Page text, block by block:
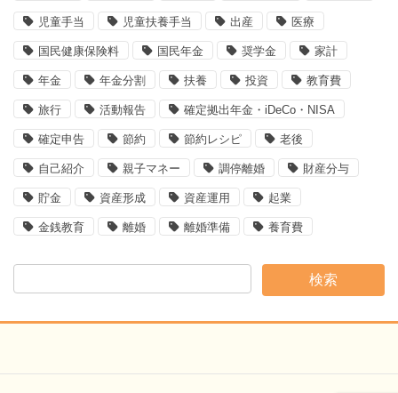
児童手当 児童扶養手当 出産 医療
国民健康保険料 国民年金 奨学金 家計
年金 年金分割 扶養 投資 教育費
旅行 活動報告 確定拠出年金・iDeCo・NISA
確定申告 節約 節約レシピ 老後
自己紹介 親子マネー 調停離婚 財産分与
貯金 資産形成 資産運用 起業
金銭教育 離婚 離婚準備 養育費